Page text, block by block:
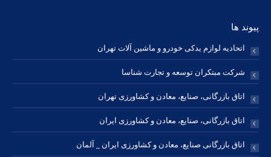
پیوند ها
اتحادیه لوازم یدکی خودرو و ماشین آلات تهران
شرکت مبتکران توسعه و تجارت شناسا
اتاق بازرگانی، صنایع، معادن و کشاورزی تهران
اتاق بازرگانی، صنایع، معادن و کشاورزی ایران
اتاق بازرگانی صنایع، معادن و کشاورزی ایران _ آلمان